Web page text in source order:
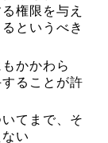
権限を与え
というべき
かかわら
ることが許
てまで、そ
い